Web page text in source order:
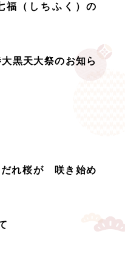
福（しちふく）の
大黒天大祭のお知ら
れ桜が 咲き始め